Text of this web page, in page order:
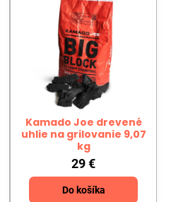
Kamado Joe drevené
uhlie na grilovanie 9,07
kg
29 €
Do košíka